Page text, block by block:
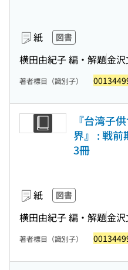
紙 図書
横田由紀子 編・解題金
著者標目（識別子）
『台湾子
界』 : 戦
3冊
紙 図書
横田由紀子 編・解題金
著者標目（識別子）